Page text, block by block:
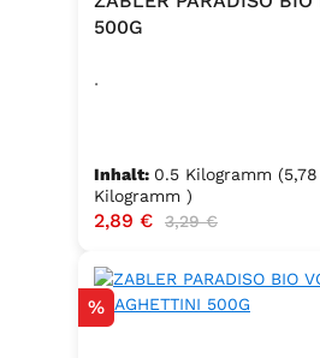
500G
.
Inhalt: 0.5 Kilogramm
Kilogramm )
Verkaufspreis:
2,89 € Regulärer Preis:
3,29 €
Rabatt
%